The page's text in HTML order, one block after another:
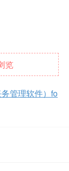
览
管理软件）fo